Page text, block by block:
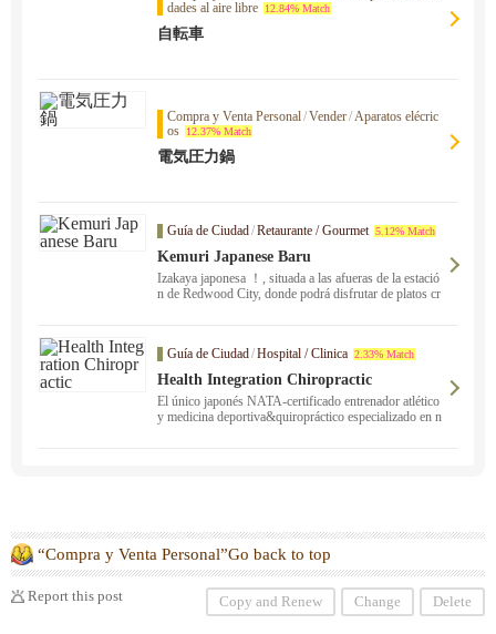
dades al aire libre
12.84% Match
自転車
Compra y Venta Personal/Vender/Aparatos elécric
os
12.37% Match
電気圧力鍋
Guía de Ciudad/Retaurante / Gourmet 5.12% Match
Kemuri Japanese Baru
Izakaya japonesa ！, situada a las afueras de la estació
n de Redwood City, donde podrá disfrutar de platos cr
Guía de Ciudad/Hospital / Clinica 2.33% Match
Health Integration Chiropractic
El único japonés NATA-certificado entrenador atlético
y medicina deportiva&quiropráctico especializado en n
“Compra y Venta Personal”Go back to top
Report this post Copy and Renew Change Delete